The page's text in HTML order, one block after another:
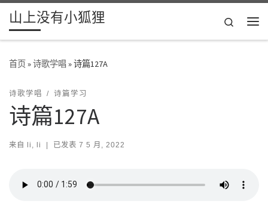
Skip to content
山上没有小狐狸
Search
首页»诗歌学唱 »诗篇127A
诗歌学唱 诗篇学习
诗篇127A
来自 li, li | 已发表 7 5 月, 2022